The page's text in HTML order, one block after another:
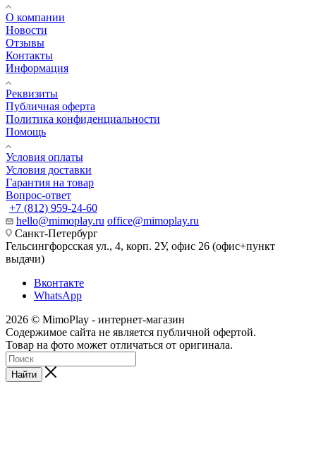
О компании
Новости
Отзывы
Контакты
Информация
Реквизиты
Публичная оферта
Политика конфиденциальности
Помощь
Условия оплаты
Условия доставки
Гарантия на товар
Вопрос-ответ
+7 (812) 959-24-60
hello@mimoplay.ru office@mimoplay.ru
Санкт-Петербург
Гельсингфорсская ул., 4, корп. 2У, офис 26 (офис+пункт
выдачи)
Вконтакте
WhatsApp
2026 © MimoPlay - интернет-магазин
Содержимое сайта не является публичной офертой.
Товар на фото может отличаться от оригинала.
Найти